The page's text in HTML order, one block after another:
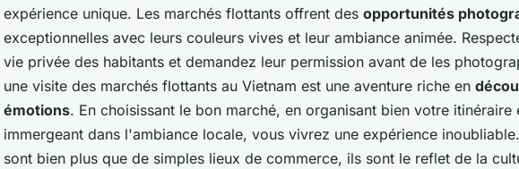
expérience unique. Les marchés flottants offrent des opportunités
exceptionnelles avec leurs couleurs vives et leur ambiance animée.
vie privée des habitants et demandez leur permission avant de les
une visite des marchés flottants au Vietnam est une aventure riche en
émotions. En choisissant le bon marché, en organisant bien votre itinéraire
immergeant dans l'ambiance locale, vous vivrez une expérience
sont bien plus que de simples lieux de commerce, ils sont le reflet de la